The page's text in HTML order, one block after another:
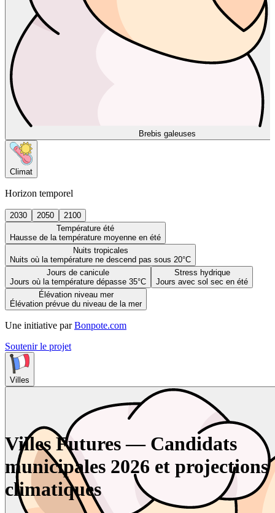
Brebis galeuses
Climat
Horizon temporel
2030 2050
2100
Température été
Hausse de la température moyenne en été
Nuits tropicales
Nuits où la température ne descend pas sous 20°C
Jours de canicule
Jours où la température dépasse 35°C
Stress hydrique
Jours avec sol sec en été
Élévation niveau mer
Élévation prévue du niveau de la mer
Une initiative par Bonpote.com
Soutenir le projet
Villes
Villes Futures — Candidats
municipales 2026 et projections
climatiques